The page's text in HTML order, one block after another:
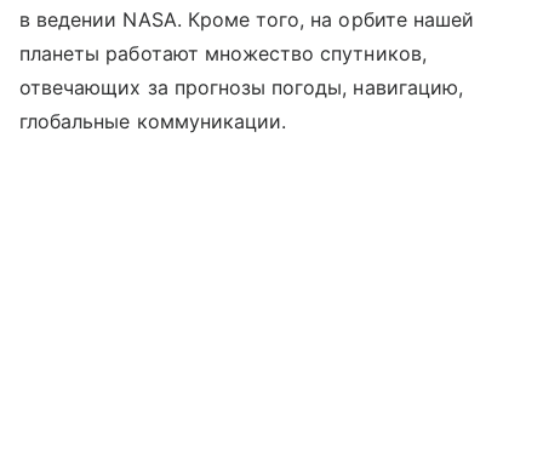
в ведении NASA. Кроме того, на орбите нашей
планеты работают множество спутников,
отвечающих за прогнозы погоды, навигацию,
глобальные коммуникации.